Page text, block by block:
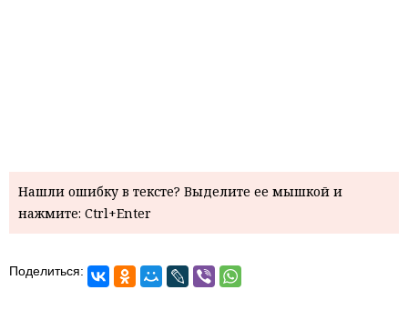
Нашли ошибку в тексте? Выделите ее мышкой и
нажмите: Ctrl+Enter
Поделиться: